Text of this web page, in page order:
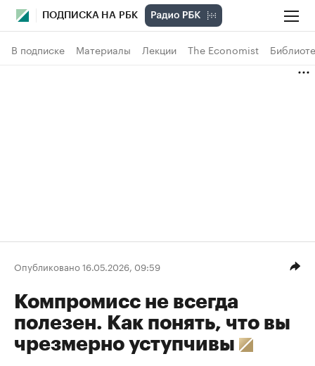
ПОДПИСКА НА РБК
В подписке Материалы Лекции The Economist
Опубликовано 16.05.2026, 09:59
Компромисс не всегда
полезен. Как понять, что вы
чрезмерно уступчивы